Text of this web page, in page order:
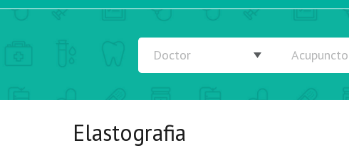
Elastografia